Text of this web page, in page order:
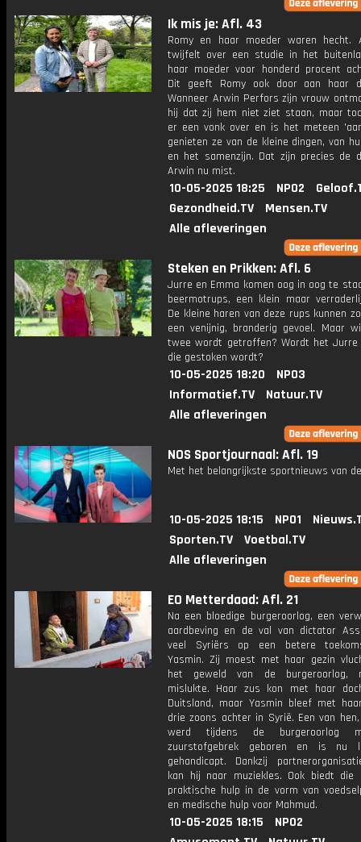
Ik mis je: Afl. 43
Romy en haar moeder waren hecht.
twijfelt over een studie in het
haar moeder voor honderd procent
Dit geeft Romy ook door aan haar
Wanneer Arwin Perfors zijn vrouw
hij dat zij hem niet ziet staan, maar
er een vonk over en is het meteen
genieten ze van de kleine dingen, van
en het samenzijn. Dat zijn precies de
Arwin nu mist.
10-05-2025 18:25 NPO2
Gezondheid.TV
Mensen.TV
Alle afleveringen
Steken en Prikken: Afl. 6
Jurre en Emma komen oog in oog te
beermotrups, een klein maar
De kleine haren van deze rups kunnen
een venijnig, branderig gevoel. Maar
twee wordt getroffen? Wordt het Jurre
die gestoken wordt?
10-05-2025 18:20
NPO3
Informatief.TV
Natuur.TV
Alle afleveringen
NOS Sportjournaal: Afl. 19
Met het belangrijkste sportnieuws van
10-05-2025 18:15 NPO1
Sporten.TV
Voetbal.TV
Alle afleveringen
EO Metterdaad: Afl. 21
Na een bloedige burgeroorlog, een
aardbeving en de val van dictator
veel Syriërs op een betere
Yasmin. Zij moest met haar gezin
het geweld van de burgeroorlog,
mislukte. Haar zus kon met haar
Duitsland, maar Yasmin bleef met
drie zoons achter in Syrië. Een van
werd tijdens de burgeroorlog
zuurstofgebrek geboren en is nu
gehandicapt. Dankzij
kan hij naar muziekles. Ook biedt die
praktische hulp in de vorm van
en medische hulp voor Mahmud.
10-05-2025 18:15
NPO2